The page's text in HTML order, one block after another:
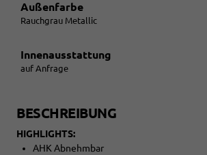
Außenfarbe
Rauchgrau Metallic
Innenausstattung
auf Anfrage
BESCHREIBUNG
HIGHLIGHTS:
AHK Abnehmbar